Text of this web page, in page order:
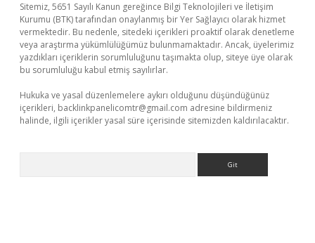
Sitemiz, 5651 Sayılı Kanun gereğince Bilgi Teknolojileri ve İletişim
Kurumu (BTK) tarafından onaylanmış bir Yer Sağlayıcı olarak hizmet
vermektedir. Bu nedenle, sitedeki içerikleri proaktif olarak denetleme
veya araştırma yükümlülüğümüz bulunmamaktadır. Ancak, üyelerimiz
yazdıkları içeriklerin sorumluluğunu taşımakta olup, siteye üye olarak
bu sorumluluğu kabul etmiş sayılırlar.
Hukuka ve yasal düzenlemelere aykırı olduğunu düşündüğünüz
içerikleri, backlinkpanelicomtr@gmail.com adresine bildirmeniz
halinde, ilgili içerikler yasal süre içerisinde sitemizden kaldırılacaktır.